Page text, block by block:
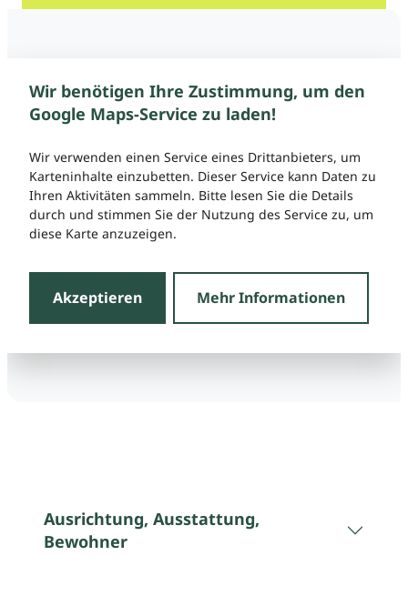
Wir benötigen Ihre Zustimmung, um den
Google Maps-Service zu laden!
Wir verwenden einen Service eines Drittanbieters, um
Karteninhalte einzubetten. Dieser Service kann Daten zu
Ihren Aktivitäten sammeln. Bitte lesen Sie die Details
durch und stimmen Sie der Nutzung des Service zu, um
diese Karte anzuzeigen.
Akzeptieren Mehr Informationen
Ausrichtung, Ausstattung,
Bewohner